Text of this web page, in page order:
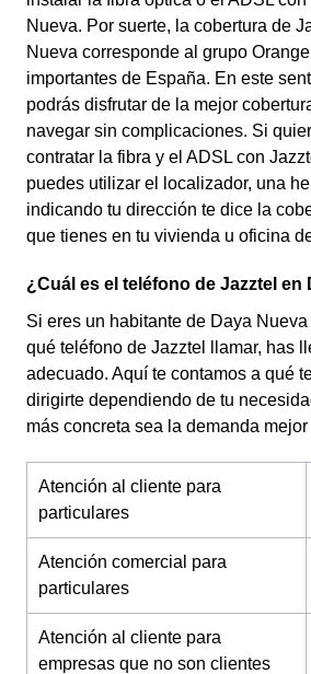
Nueva. Por suerte, la cobertura de
Nueva corresponde al grupo
importantes de España. En este
podrás disfrutar de la mejor
navegar sin complicaciones. Si
contratar la fibra y el ADSL con
puedes utilizar el localizador, una
indicando tu dirección te dice la
que tienes en tu vivienda u oficina
¿Cuál es el teléfono de Jazztel en
Si eres un habitante de Daya
qué teléfono de Jazztel llamar, has
adecuado. Aquí te contamos a qué
dirigirte dependiendo de tu
más concreta sea la demanda
Atención al cliente para
particulares
Atención comercial para
particulares
Atención al cliente para
empresas que no son clientes